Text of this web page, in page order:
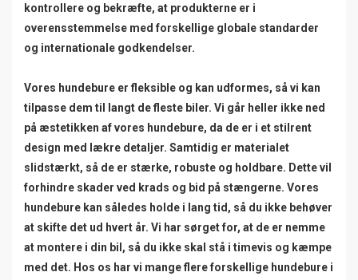
kontrollere og bekræfte, at produkterne er i
overensstemmelse med forskellige globale standarder
og internationale godkendelser.
Vores hundebure er fleksible og kan udformes, så vi kan
tilpasse dem til langt de fleste biler. Vi går heller ikke ned
på æstetikken af vores hundebure, da de er i et stilrent
design med lækre detaljer. Samtidig er materialet
slidstærkt, så de er stærke, robuste og holdbare. Dette vil
forhindre skader ved krads og bid på stængerne. Vores
hundebure kan således holde i lang tid, så du ikke behøver
at skifte det ud hvert år. Vi har sørget for, at de er nemme
at montere i din bil, så du ikke skal stå i timevis og kæmpe
med det. Hos os har vi mange flere forskellige hundebure i